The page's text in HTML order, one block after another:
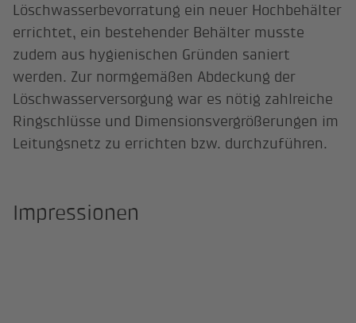
Löschwasserbevorratung ein neuer Hochbehälter
errichtet, ein bestehender Behälter musste
zudem aus hygienischen Gründen saniert
werden. Zur normgemäßen Abdeckung der
Löschwasserversorgung war es nötig zahlreiche
Ringschlüsse und Dimensionsvergrößerungen im
Leitungsnetz zu errichten bzw. durchzuführen.
Impressionen